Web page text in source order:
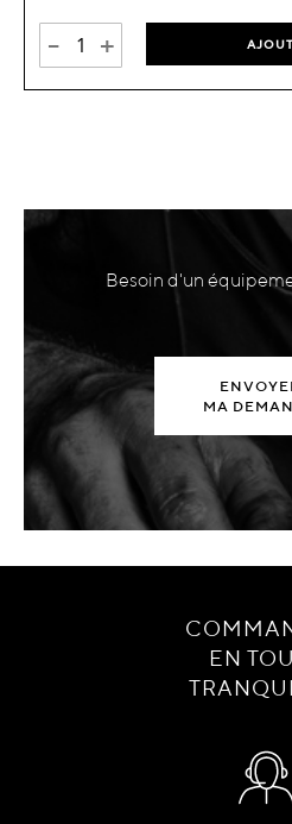
- +
Besoin d'un
MA
EN